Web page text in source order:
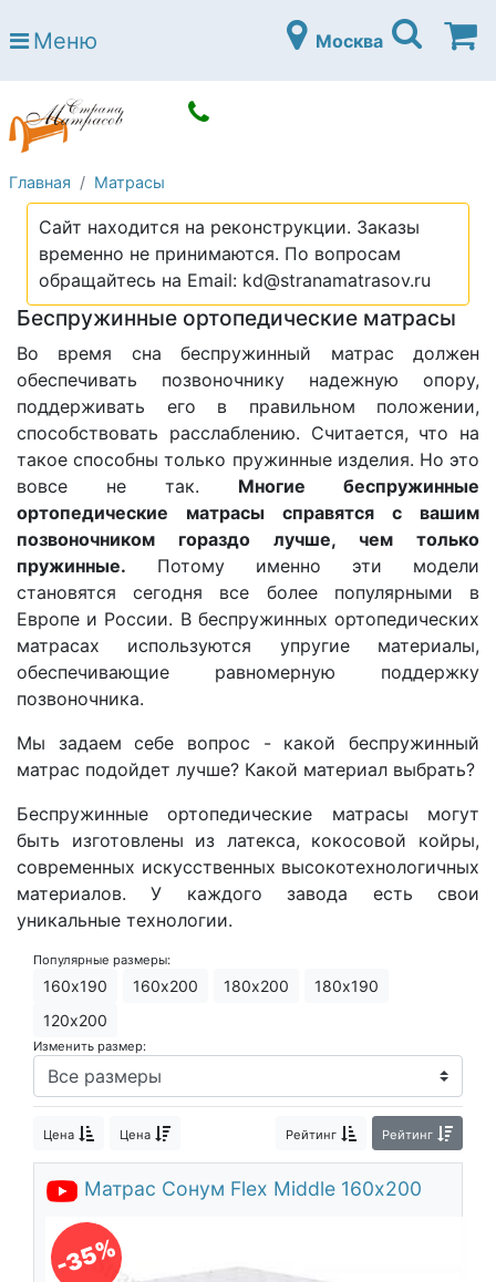
Страна матрасов
Open submenu (Матрасы)
Open submenu (Кровати)
Кровати
Open submenu (Аксессуары)
Open submenu (Диваны)
Диваны
Open submenu (Постельное белье)
Постельное белье
Open submenu (Мебель)
Мебель
Open submenu (Основания)
Основания
Open submenu (Детские матрасы)
Детские матрасы
Open submenu (Детские кровати)
Детские кровати
Open submenu (Шкафы)
Шкафы
О компании
Доставка по городу
Меню Москва
Главная Матрасы
Сайт находится на реконструкции. Заказы
временно не принимаются. По вопросам
обращайтесь на Email: kd@stranamatrasov.ru
Беспружинные ортопедические матрасы
Во время сна беспружинный матрас должен
обеспечивать позвоночнику надежную опору,
поддерживать его в правильном положении,
способствовать расслаблению. Считается, что на
такое способны только пружинные изделия. Но это
вовсе не так. Многие беспружинные
ортопедические матрасы справятся с вашим
позвоночником гораздо лучше, чем только
пружинные. Потому именно эти модели
становятся сегодня все более популярными в
Европе и России. В беспружинных ортопедических
матрасах используются упругие материалы,
обеспечивающие равномерную поддержку
позвоночника.
Мы задаем себе вопрос - какой беспружинный
матрас подойдет лучше? Какой материал выбрать?
Беспружинные ортопедические матрасы могут
быть изготовлены из латекса, кокосовой койры,
современных искусственных высокотехнологичных
материалов. У каждого завода есть свои
уникальные технологии.
Популярные размеры:
160х190 160х200 180х200
180х190
120х200
Изменить размер:
Цена Цена Рейтинг Рейтинг
Матрас Сонум Flex Middle 160х200
-35%